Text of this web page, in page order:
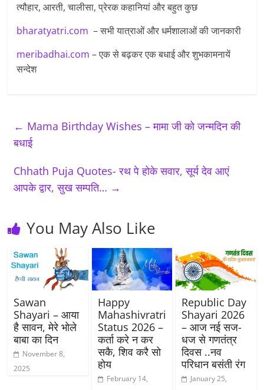
त्यौहार, आरती, चालीसा, प्रेरक कहानियां और बहुत कुछ
bharatyatri.com – सभी यात्राओं और धर्मशालाओं की जानकारी
meribadhai.com – एक से बढ़कर एक बधाई और शुभकामनायें
सन्देश
← Mama Birthday Wishes – मामा जी को जन्मदिन की
बधाई
Chhath Puja Quotes- रथ पे होके सवार, सूर्य देव आएं
आपके द्वार, सुख सम्पति… →
You May Also Like
Sawan
Shayari – आया
है सावन, मेरे भोले
बाबा का दिन
November 8,
2025
Happy
Mahashivratri
Status 2026 –
कर्ता करे न कर
सकै, शिव करै सो
होय
February 14,
Republic Day
Shayari 2026
– आज नई सज-
धज से गणतंत्र
दिवस ..नव
परिधान बसंती रंग
January 25,